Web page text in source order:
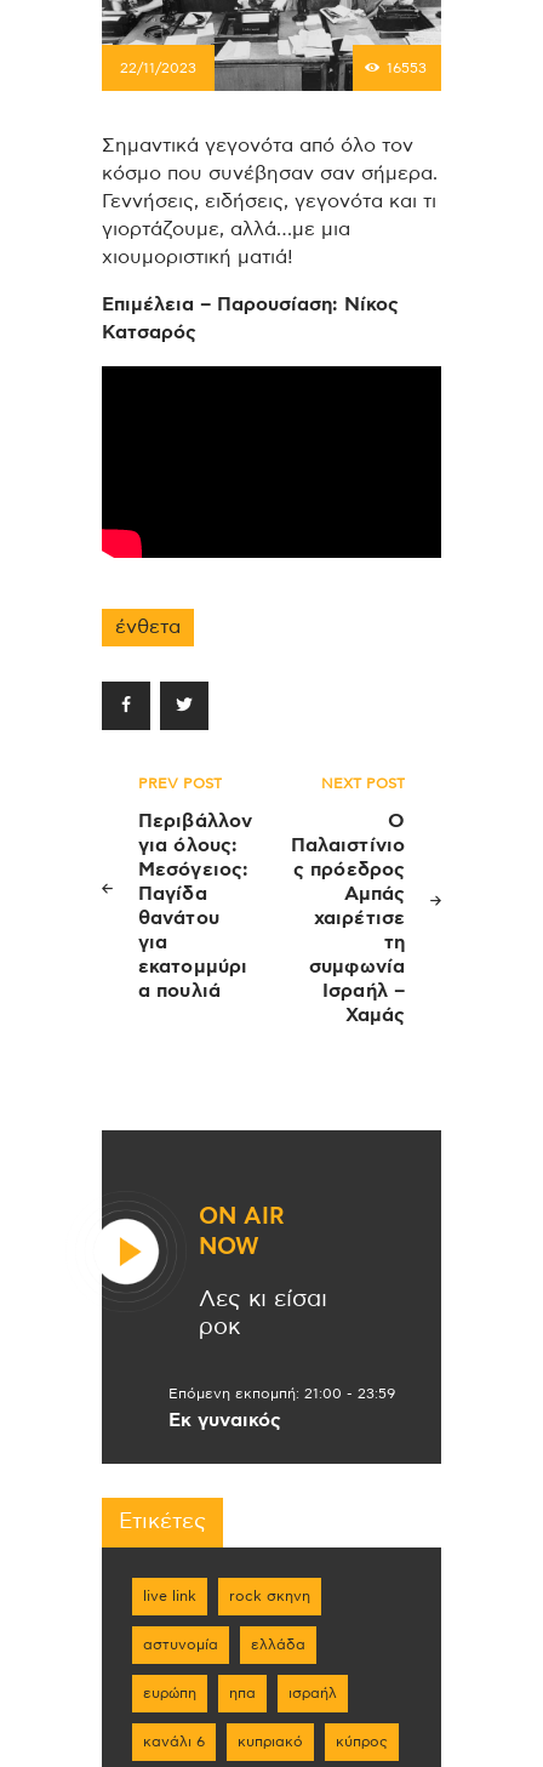
22/11/2023 16553
Σημαντικά γεγονότα από όλο τον
κόσμο που συνέβησαν σαν σήμερα.
Γεννήσεις, ειδήσεις, γεγονότα και τι
γιορτάζουμε, αλλά…με μια
χιουμοριστική ματιά!
Επιμέλεια – Παρουσίαση: Νίκος
Κατσαρός
ένθετα
Πλοήγηση
άρθρων
PREV POST
Περιβάλλον
για όλους:
Μεσόγειος:
Παγίδα
θανάτου
για
εκατομμύρι
α πουλιά
NEXT POST
Ο
Παλαιστίνιο
ς πρόεδρος
Αμπάς
χαιρέτισε
τη
συμφωνία
Ισραήλ –
Χαμάς
ON AIR
NOW
Λες κι είσαι
ροκ
Επόμενη εκπομπή: 21:00 - 23:59
Εκ γυναικός
Ετικέτες
live link rock σκηνη
αστυνομία ελλάδα
ευρώπη ηπα ισραήλ
κανάλι 6 κυπριακό κύπρος